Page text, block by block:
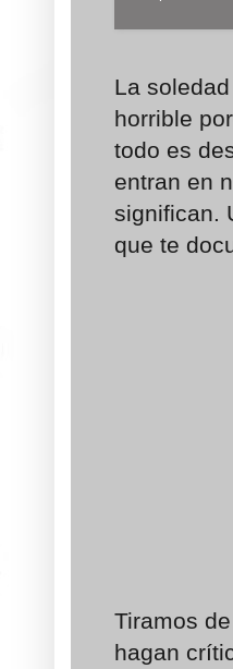
La
horrible
todo es
entran en
significan.
que te
Tiramos
hagan